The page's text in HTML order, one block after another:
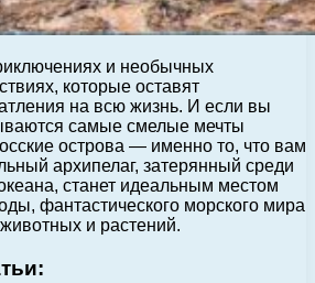
и необычных
которые оставят
на всю жизнь. И если вы
самые смелые мечты
острова — именно то, что вам
архипелаг, затерянный среди
станет идеальным местом
фантастического морского мира
и растений.